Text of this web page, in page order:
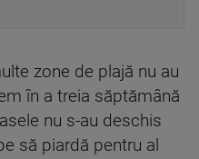
zone de plajă nu au
în a treia săptămână
nu s-au deschis
să piardă pentru al